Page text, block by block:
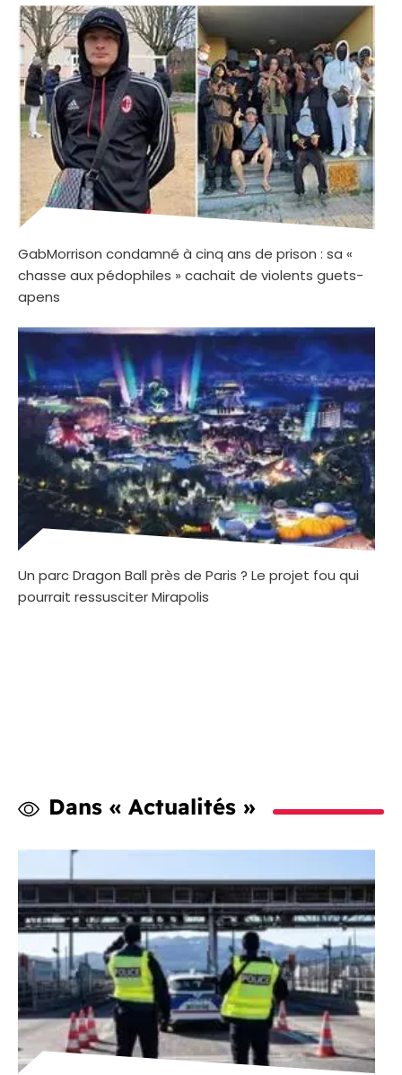
GabMorrison condamné à cinq ans de prison : sa «
chasse aux pédophiles » cachait de violents guets-
apens
Un parc Dragon Ball près de Paris ? Le projet fou qui
pourrait ressusciter Mirapolis
Dans « Actualités »